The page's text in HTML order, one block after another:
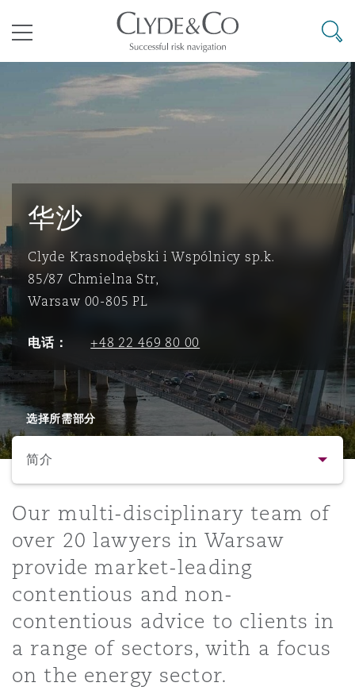
空
Commerical Dispute
Emergency Response & Crisis
Management
Finance & Leasing
Fleet Procurement
Insurance Coverage
MRO (Maintenance, Repair &
业与咨询
企业、商业与合规保险
劳动、养老金和移民n
知识产权
技术、外包与数据
议解决
Commercial Arbitration
Commercial Litigation
源、海洋与贸易
Energy & Natural Resources
Trade & Commodities
险和再保险
Corporate, Commercial &
Insurance
Cyber Risk
Employers' & Public Liability
Employment Practices
Energy
Financial Institutions,
Officers
目和建筑工程
Construction Disputes
基础设施
Public Procurement
Anti-Bribery & Corruption
External Investigations
Fraud & White-Collar Crime
Professional Services
Safety, Security, Health &
候变化
Code
& Co Newton - 解锁智能索赔新模式
议融资
Eco Audit
罗
普敦
累斯萨拉姆
翰内斯堡
罗比 – 联营办公室
谷
里斯班
庆
港
隆坡 – 联营办公室
德里 – 联营办公室
斯
拉加斯
西哥城
约热内卢
地亚哥 – 联营办公室
保罗
布扎比
哈
拜
达
雅得
特兰大
士顿
尔加里
加哥
拉斯
佛
斯维加斯
杉矶
伯丁
尔法斯特
明翰
里斯托尔
里
柏林（圣史蒂芬绿地大厦）
丁堡
拉斯哥（G1大厦）
目录
其礼律所事务所
搜寻
华沙
Clyde Krasnodębski i Wspólnicy sp.k.
85/87 Chmielna Str,
Warsaw 00-805 PL
电话： +48 22 469 80 00
选择所需部分
简介
简介
联系方式
人员
法律解析
Our multi-disciplinary team of
over 20 lawyers in Warsaw
provide market-leading
contentious and non-
contentious advice to clients in
a range of sectors, with a focus
on the energy sector.